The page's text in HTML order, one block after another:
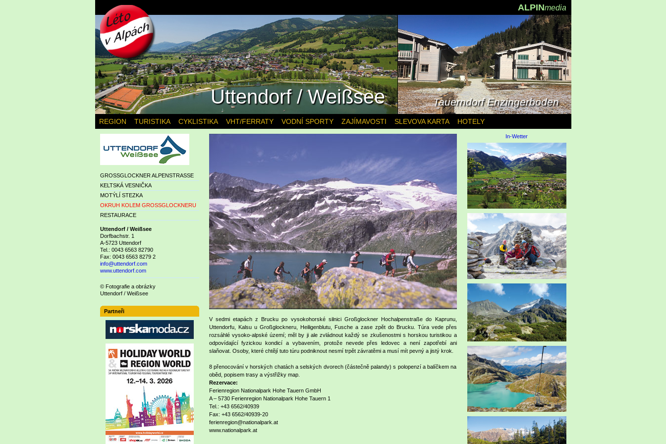
V sedmi etapách z Brucku po vysokohorské silnici Großglockner Hochalpenstraße do Kaprunu,
Uttendorfu, Kalsu u Großglockneru, Heiligenblutu, Fusche a zase zpět do Brucku. Túra vede přes
rozsáhlé vysoko-alpské území; měl by ji ale zvládnout každý se zkušenostmi s horskou turistikou a
odpovídající fyzickou kondicí a vybavením, protože nevede přes ledovec a není zapotřebí ani
slaňovat. Osoby, které chtějí tuto túru podniknout nesmí trpět závratěmi a musí mít pevný a jistý krok.
8 přenocování v horských chatách a selských dvorech (částečně palandy) s polopenzí a balíčkem na
oběd, popisem trasy a výstřižky map.
Rezervace:
Ferienregion Nationalpark Hohe Tauern GmbH
A – 5730 Ferienregion Nationalpark Hohe Tauern 1
Tel.: +43 6562/40939
Fax: +43 6562/40939-20
ferienregion@nationalpark.at
www.nationalpark.at
GROSSGLOCKNER ALPENSTRASSE
KELTSKÁ VESNIČKA
MOTÝLÍ STEZKA
OKRUH KOLEM GROSSGLOCKNERU
RESTAURACE
Uttendorf / Weißsee
Dorfbachstr. 1
A-5723 Uttendorf
Tel.: 0043 6563 82790
Fax: 0043 6563 8279 2
info@uttendorf.com
www.uttendorf.com
© Fotografie a obrázky
Uttendorf / Weißsee
Partneři
In-Wetter
ALPINmedia
REGION TURISTIKA CYKLISTIKA VHT/FERRATY VODNÍ SPORTY ZAJÍMAVOSTI SLEVOVA KARTA HOTELY
Tauerndorf Enzingerboden
Uttendorf / Weißsee